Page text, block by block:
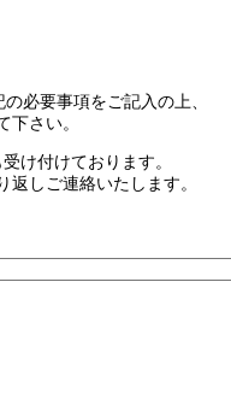
必要事項をご記入の上、
下さい。
け付けております。
しご連絡いたします。